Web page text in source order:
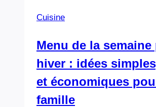
Cuisine
Menu de la semaine
hiver : idées
et économiques
famille